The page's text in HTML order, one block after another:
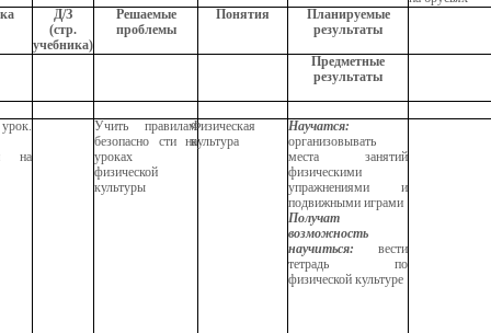
Д/З
(стр.
учебника)
Решаемые
проблемы
Понятия
Планируемые
результаты
Предметные
результаты
на
Учить правилам
безопасно сти на
уроках
физической
культуры
Физическая
культура
Научатся:
организовывать
места занятий
физическими
упражнениями и
подвижными играми
Получат
возможность
научиться: вести
тетрадь по
физической культуре